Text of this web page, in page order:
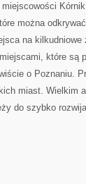
można
na kilkudniowe
które są
o Poznaniu.
miast. Wielkim
do szybko